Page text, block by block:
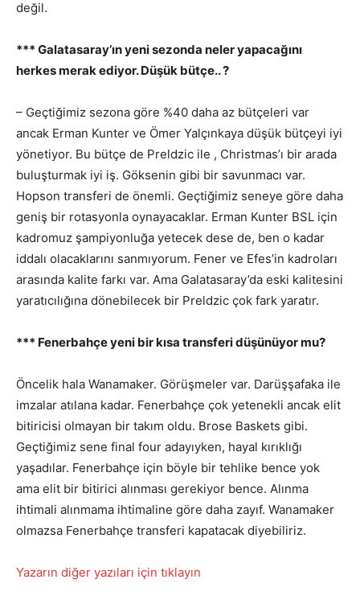
değil.
*** Galatasaray’ın yeni sezonda neler yapacağını
herkes merak ediyor. Düşük bütçe.. ?
– Geçtiğimiz sezona göre %40 daha az bütçeleri var
ancak Erman Kunter ve Ömer Yalçınkaya düşük bütçeyi iyi
yönetiyor. Bu bütçe de Preldzic ile , Christmas’ı bir arada
buluşturmak iyi iş. Göksenin gibi bir savunmacı var.
Hopson transferi de önemli. Geçtiğimiz seneye göre daha
geniş bir rotasyonla oynayacaklar. Erman Kunter BSL için
kadromuz şampiyonluğa yetecek dese de, ben o kadar
iddalı olacaklarını sanmıyorum. Fener ve Efes’in kadroları
arasında kalite farkı var. Ama Galatasaray’da eski kalitesini
yaratıcılığına dönebilecek bir Preldzic çok fark yaratır.
*** Fenerbahçe yeni bir kısa transferi düşünüyor mu?
Öncelik hala Wanamaker. Görüşmeler var. Darüşşafaka ile
imzalar atılana kadar. Fenerbahçe çok yetenekli ancak elit
bitiricisi olmayan bir takım oldu. Brose Baskets gibi.
Geçtiğimiz sene final four adayıyken, hayal kırıklığı
yaşadılar. Fenerbahçe için böyle bir tehlike bence yok
ama elit bir bitirici alınması gerekiyor bence. Alınma
ihtimali alınmama ihtimaline göre daha zayıf. Wanamaker
olmazsa Fenerbahçe transferi kapatacak diyebiliriz.
Yazarın diğer yazıları için tıklayın